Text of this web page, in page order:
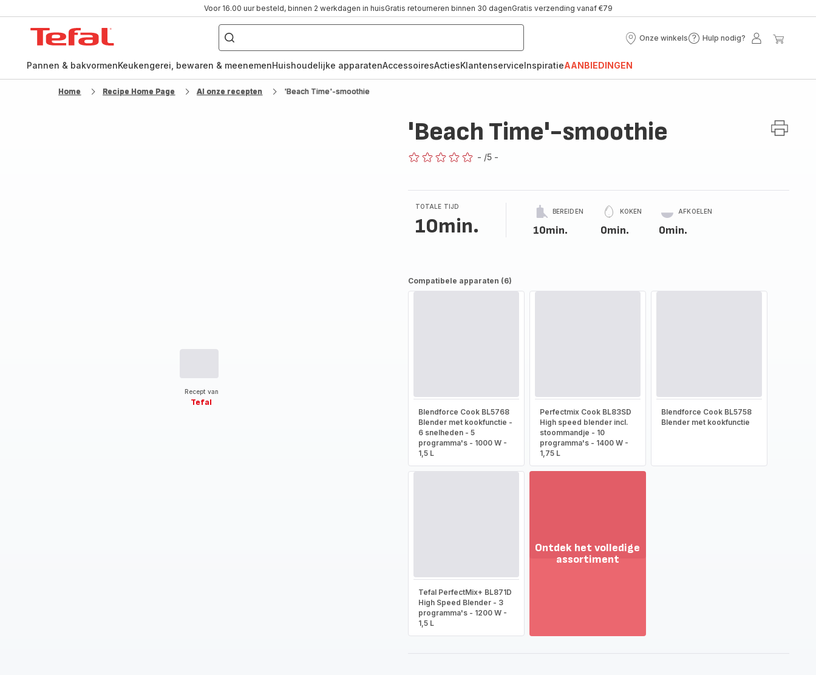
Voor 16.00 uur besteld, binnen 2 werkdagen in huisGratis retourneren binnen 30 dagenGratis verzending vanaf €79
Waar
ben
naar
Onze winkels
Onze
Hulp nodig?
Hulp
Mijn
Pannen & bakvormenKeukengerei, bewaren & meenemenHuishoudelijke apparatenAccessoiresActiesKlantenserviceInspiratieAANBIEDINGEN
Home Recipe Home Page Al onze recepten 'Beach Time'-smoothie
Recept van
Tefal
'Beach Time'-smoothie
- /5 -
TOTALE TIJD
10min.
BEREIDEN
10min.
KOKEN
0min.
AFKOELEN
0min.
Compatibele apparaten (6)
Blendforce Cook BL5768
Blender met kookfunctie -
6 snelheden - 5
programma's - 1000 W -
1,5 L
Perfectmix Cook BL83SD
High speed blender incl.
stoommandje - 10
programma's - 1400 W -
1,75 L
Blendforce Cook BL5758
Blender met kookfunctie
Tefal PerfectMix+ BL871D
High Speed Blender - 3
programma's - 1200 W -
1,5 L
Ontdek het volledige
assortiment